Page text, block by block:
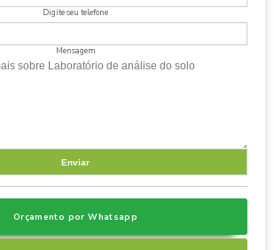
Digite seu telefone
Mensagem
Orçamento por Whatsapp